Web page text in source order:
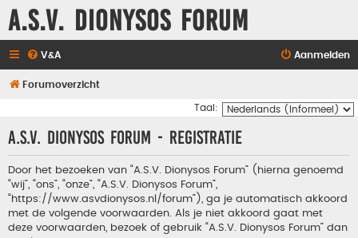
A.S.V. Dionysos Forum
V&A Aanmelden
Forumoverzicht
Taal:
A.S.V. Dionysos Forum - Registratie
Door het bezoeken van “A.S.V. Dionysos Forum” (hierna genoemd
“wij”, “ons”, “onze”, “A.S.V. Dionysos Forum”,
“https://www.asvdionysos.nl/forum”), ga je automatisch akkoord
met de volgende voorwaarden. Als je niet akkoord gaat met
deze voorwaarden, bezoek of gebruik “A.S.V. Dionysos Forum” dan